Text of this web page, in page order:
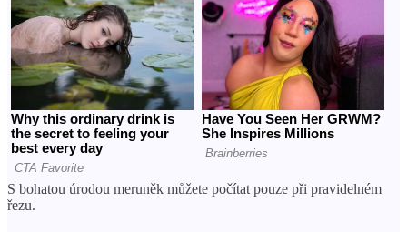
S bohatou úrodou meruněk můžete počítat pouze při pravidelném
řezu.